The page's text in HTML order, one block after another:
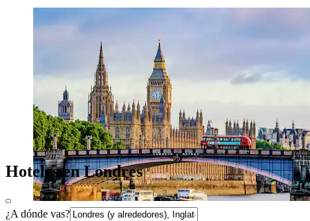
Hoteles en Londres
¿A dónde vas?